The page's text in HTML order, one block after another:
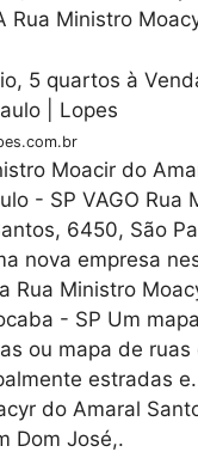
Rua Ministro
Moacir do
- SP VAGO Rua
6450, São
nova empresa
Rua Ministro
- SP Um
ou mapa de ruas
estradas
do Amaral
Dom José,.